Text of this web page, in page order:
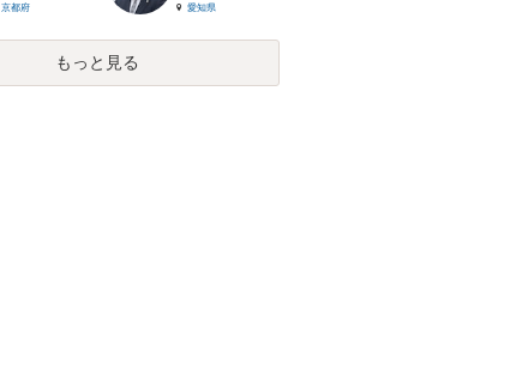
京都府
愛知県
もっと見る